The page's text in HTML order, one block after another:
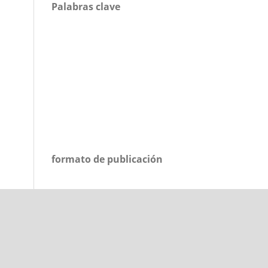
Palabras clave
formato de publicación